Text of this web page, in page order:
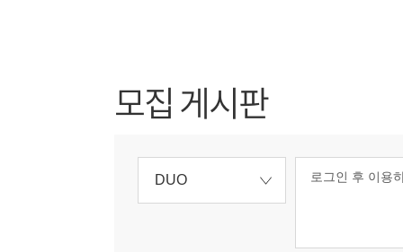
모집 게시판
DUO 로그인 후 이용